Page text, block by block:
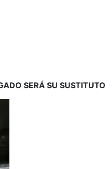
SERÁ SU SUSTITUTO